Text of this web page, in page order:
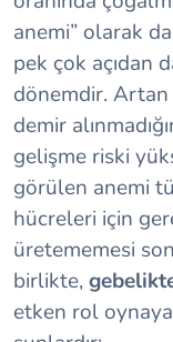
anemi” olarak
pek çok açıdan
dönemdir.
demir
gelişme riski
görülen anemi
hücreleri için
üretememesi
birlikte,
etken rol